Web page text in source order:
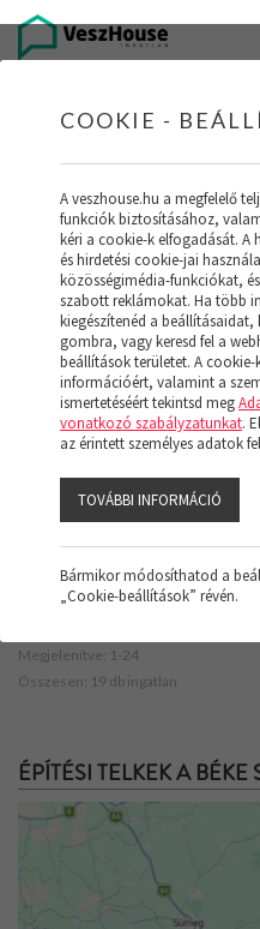
office@veszhouse.hu
INGATLAN
(19)
Szűrő megjelenítése
Rendezés:
Megjelenítve: 1-24
Összesen: 19 db ingatlan
ÉPÍTÉSI TELKEK A BÉKE
COOKIE -
A veszhouse.hu a megfelelő
funkciók biztosításához,
kéri a cookie-k elfogadását. A
és hirdetési cookie-jai
közösségimédia-funkciókat,
szabott reklámokat. Ha több
kiegészítenéd a
gombra, vagy keresd fel a
beállítások területet. A
információért, valamint a
ismertetéséért tekintsd meg
vonatkozó szabályzatunkat.
az érintett személyes adatok
TOVÁBBI INFORMÁCIÓ
Bármikor módosíthatod a
„Cookie-beállítások” révén.